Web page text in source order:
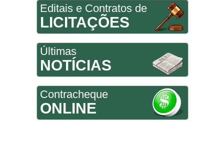
Editais e Contratos de
LICITAÇÕES
Últimas
NOTÍCIAS
Contracheque
ONLINE